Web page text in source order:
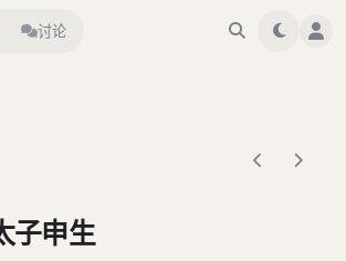
讨论
子申生